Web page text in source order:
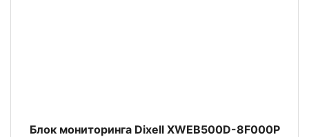
Блок мониторинга Dixell XWEB500D-8F000P